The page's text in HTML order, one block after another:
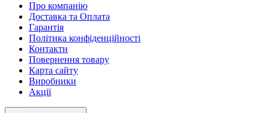
Про компанію
Доставка та Оплата
Гарантія
Політика конфіденційності
Контакти
Повернення товару
Карта сайту
Виробники
Акції